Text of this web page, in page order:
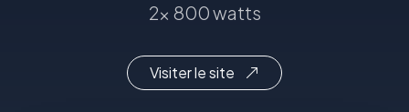
2x 800 watts
Visiter le site